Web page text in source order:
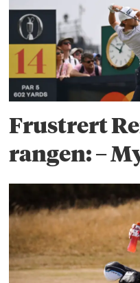
Frustrert
rangen: –